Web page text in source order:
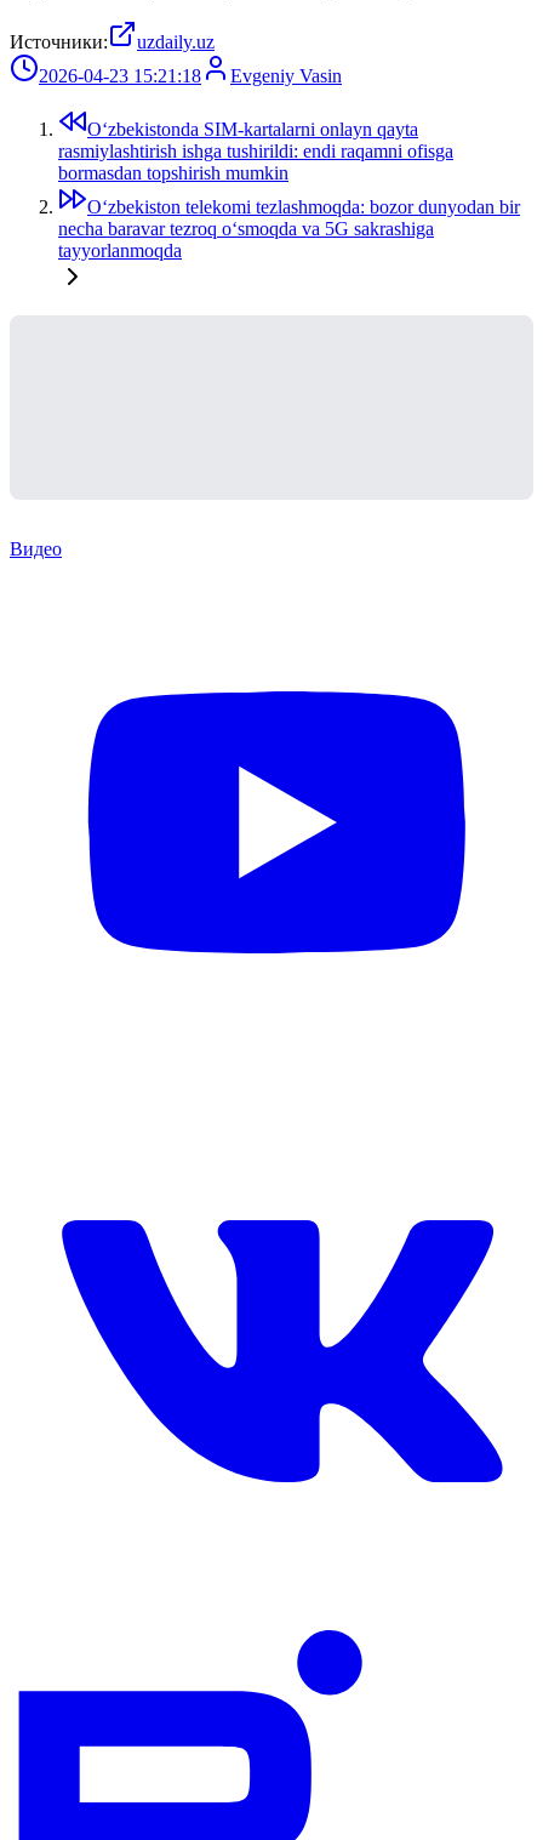
Источники:
uzdaily.uz
2026-04-23 15:21:18
Evgeniy Vasin
Oʻzbekistonda SIM-kartalarni onlayn qayta
rasmiylashtirish ishga tushirildi: endi raqamni ofisga
bormasdan topshirish mumkin
Oʻzbekiston telekomi tezlashmoqda: bozor dunyodan bir
necha baravar tezroq oʻsmoqda va 5G sakrashiga
tayyorlanmoqda
Видео